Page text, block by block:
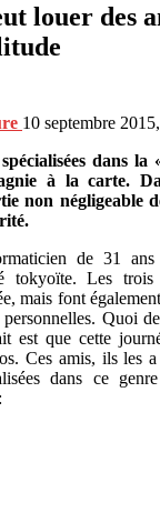
louer des
10 septembre
dans la
à la carte.
non négligeable
de 31
tokyoïte. Les trois
mais font
Quoi
est que cette
Ces amis, ils les
dans ce